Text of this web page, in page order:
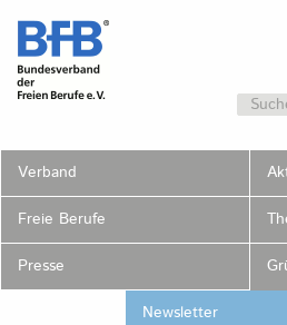
Skip
content
Suchen
Verband
Freie Berufe
Presse
Newsletter